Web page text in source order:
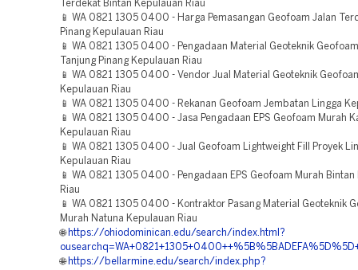
Terdekat Bintan Kepulauan Riau
📱 WA 0821 1305 0400 - Harga Pemasangan Geofoam Jalan
Pinang Kepulauan Riau
📱 WA 0821 1305 0400 - Pengadaan Material Geoteknik
Tanjung Pinang Kepulauan Riau
📱 WA 0821 1305 0400 - Vendor Jual Material Geoteknik
Kepulauan Riau
📱 WA 0821 1305 0400 - Rekanan Geofoam Jembatan Lingga
📱 WA 0821 1305 0400 - Jasa Pengadaan EPS Geofoam Murah
Kepulauan Riau
📱 WA 0821 1305 0400 - Jual Geofoam Lightweight Fill Proyek
Kepulauan Riau
📱 WA 0821 1305 0400 - Pengadaan EPS Geofoam Murah Bintan
Riau
📱 WA 0821 1305 0400 - Kontraktor Pasang Material Geoteknik
Murah Natuna Kepulauan Riau
🌐 https://ohiodominican.edu/search/index.html?
🌐 https://bellarmine.edu/search/index.php?